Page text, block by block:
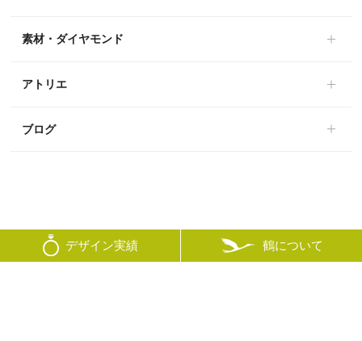
デザイン実績 鶴について
素材・ダイヤモンド
アトリエ
ブログ